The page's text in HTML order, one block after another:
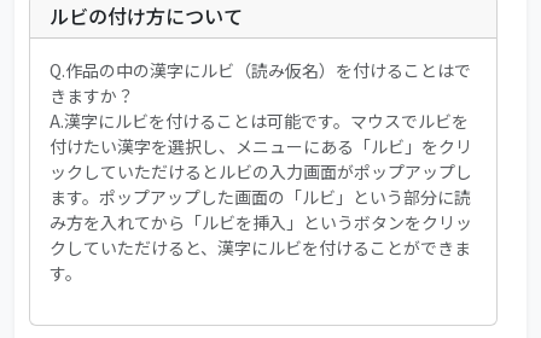
ルビの付け方について
Q.作品の中の漢字にルビ（読み仮名）を付けることはで
きますか？
A.漢字にルビを付けることは可能です。マウスでルビを
付けたい漢字を選択し、メニューにある「ルビ」をクリ
ックしていただけるとルビの入力画面がポップアップし
ます。ポップアップした画面の「ルビ」という部分に読
み方を入れてから「ルビを挿入」というボタンをクリッ
クしていただけると、漢字にルビを付けることができま
す。